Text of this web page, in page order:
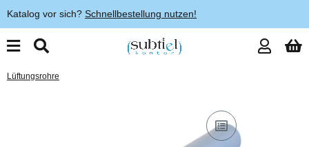
Katalog vor sich? Schnellbestellung nutzen!
Lüftungsrohre